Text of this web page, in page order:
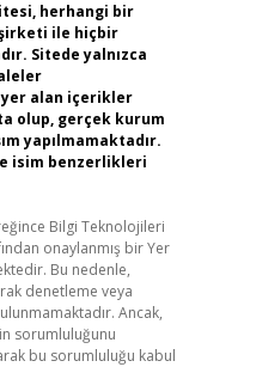
herhangi bir
şirketi ile hiçbir
Sitede yalnızca
yer alan içerikler
olup, gerçek kurum
yapılmamaktadır.
isim benzerlikleri
Bilgi Teknolojileri
onaylanmış bir Yer
Bu nedenle,
denetleme veya
Ancak,
sorumluluğunu
bu sorumluluğu kabul